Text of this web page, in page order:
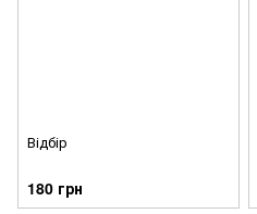
Відбір
180 грн